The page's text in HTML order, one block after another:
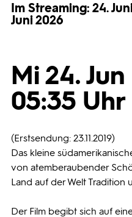
Im Streaming: 24.
Juni 2026
Mi 24. Jun
05:35 Uhr
(Erstsendung: 23.11.2019)
Das kleine
von atemberaubender
Land auf der Welt Tradition
Der Film begibt sich auf